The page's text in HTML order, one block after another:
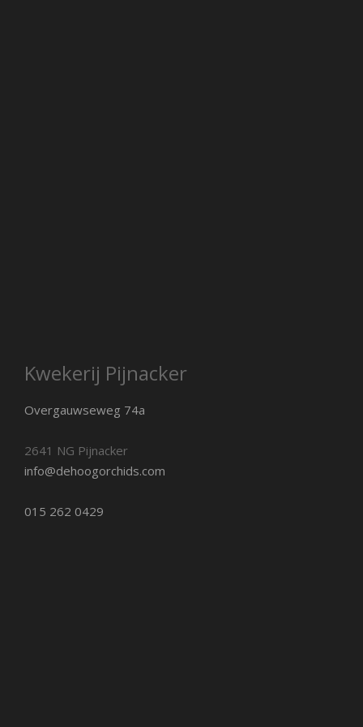
Kwekerij Pijnacker
Overgauwseweg 74a
2641 NG Pijnacker
info@dehoogorchids.com
015 262 0429